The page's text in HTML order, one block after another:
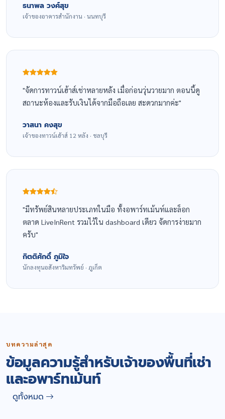
ธนาพล วงศ์สุข
เจ้าของอาคารสำนักงาน · นนทบุรี
จัดการทาวน์เฮ้าส์เช่าหลายหลัง เมื่อก่อนวุ่นวายมาก ตอนนี้ดู
สถานะห้องและรับเงินได้จากมือถือเลย สะดวกมากค่ะ
วาสนา คงสุข
เจ้าของทาวน์เฮ้าส์ 12 หลัง · ชลบุรี
มีทรัพย์สินหลายประเภทในมือ ทั้งอพาร์ทเม้นท์และล็อก
ตลาด LiveInRent รวมไว้ใน dashboard เดียว จัดการง่ายมาก
ครับ
กิตติศักดิ์ ภูมิใจ
นักลงทุนอสังหาริมทรัพย์ · ภูเก็ต
บทความล่าสุด
ข้อมูลความรู้สำหรับเจ้าของพื้นที่เช่า
และอพาร์ทเม้นท์
ดูทั้งหมด